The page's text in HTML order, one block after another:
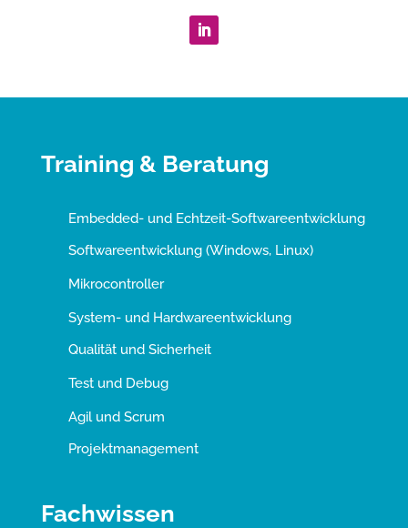
Training & Beratung
Embedded- und Echtzeit-Softwareentwicklung
Softwareentwicklung (Windows, Linux)
Mikrocontroller
System- und Hardwareentwicklung
Qualität und Sicherheit
Test und Debug
Agil und Scrum
Projektmanagement
Fachwissen